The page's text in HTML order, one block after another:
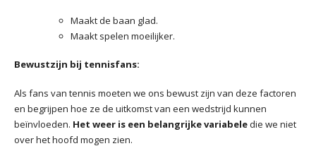
Maakt de baan glad.
Maakt spelen moeilijker.
Bewustzijn bij tennisfans:
Als fans van tennis moeten we ons bewust zijn van deze factoren
en begrijpen hoe ze de uitkomst van een wedstrijd kunnen
beïnvloeden. Het weer is een belangrijke variabeledie we niet
over het hoofd mogen zien.